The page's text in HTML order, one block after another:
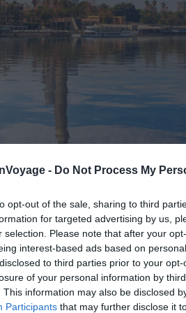
- Do Not Process My
opt-out of the sale, sharing to third
for targeted advertising by us,
selection. Please note that after your
interest-based ads based on
to third parties prior to your
of your personal information by
This information may also be disclosed
Participants that may further disclose it
oscillent entre
tout. Ce n’est pas la chaleur
dense, chargée de poussière
sans prévenir et projeter du
de mars à mai, et ne concerne